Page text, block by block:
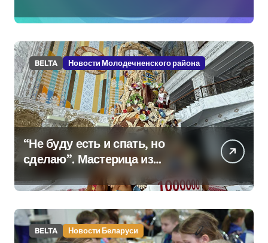
BELTA Новости Молодечненского района
“Не буду есть и спать, но
сделаю”. Мастерица из
Молодечно о 50-
килограммовом каравае для
Дворца Независимости
BELTA Новости Беларуси